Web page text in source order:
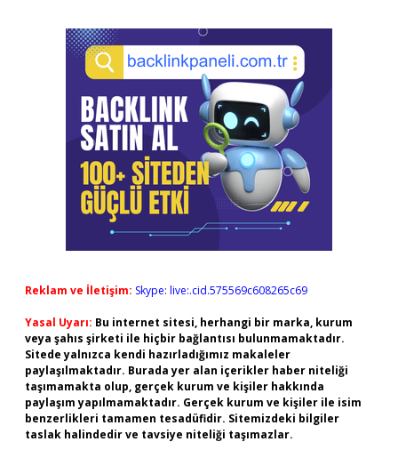
Reklam ve İletişim: Skype: live:.cid.575569c608265c69
Yasal Uyarı: Bu internet sitesi, herhangi bir marka, kurum
veya şahıs şirketi ile hiçbir bağlantısı bulunmamaktadır.
Sitede yalnızca kendi hazırladığımız makaleler
paylaşılmaktadır. Burada yer alan içerikler haber niteliği
taşımamakta olup, gerçek kurum ve kişiler hakkında
paylaşım yapılmamaktadır. Gerçek kurum ve kişiler ile isim
benzerlikleri tamamen tesadüfidir. Sitemizdeki bilgiler
taslak halindedir ve tavsiye niteliği taşımazlar.